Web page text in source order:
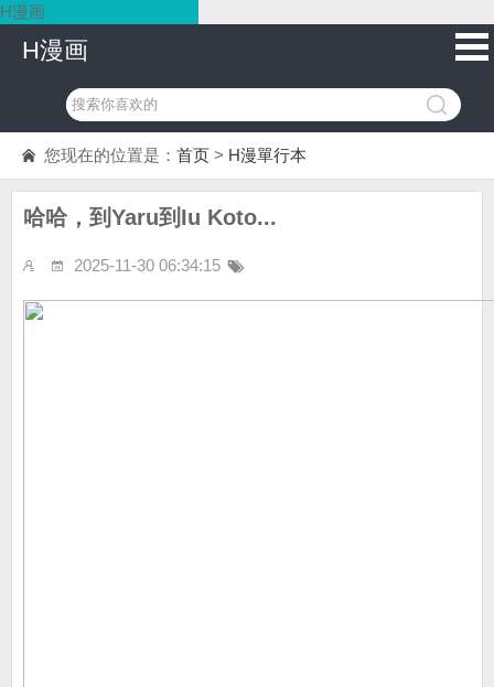
H漫画
H漫画
您现在的位置是： 首页 > H漫單行本
哈哈，到Yaru到Iu Koto...
2025-11-30 06:34:15